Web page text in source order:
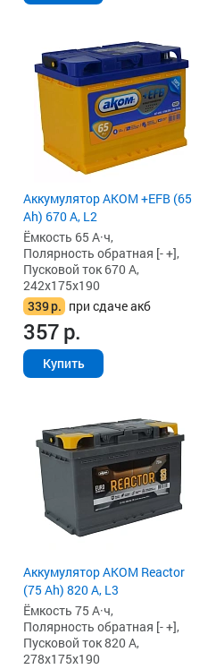
Аккумулятор AKOM +EFB (65
Ah) 670 А, L2
Ёмкость 65 А·ч,
Полярность обратная [- +],
Пусковой ток 670 А,
242x175x190
339р. при сдаче акб
357р.
Купить
Аккумулятор AKOM Reactor
(75 Ah) 820 А, L3
Ёмкость 75 А·ч,
Полярность обратная [- +],
Пусковой ток 820 А,
278x175x190